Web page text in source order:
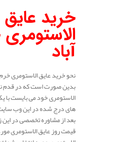
خرید عایق
آباد
نحو خرید عایق الاستومری
بدین صورت است که در قدم
الاستومری خود می بایست با
های درج شده در این وب
بعد از مشاوره تخصصی در این
قیمت روز عایق الاستومری